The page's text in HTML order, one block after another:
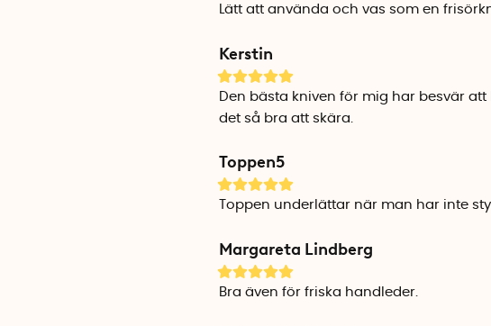
Lätt att använda och vas som en
Kerstin
Den bästa kniven för mig har besvär
det så bra att skära.
Toppen5
Toppen underlättar när man har inte
Margareta Lindberg
Bra även för friska handleder.